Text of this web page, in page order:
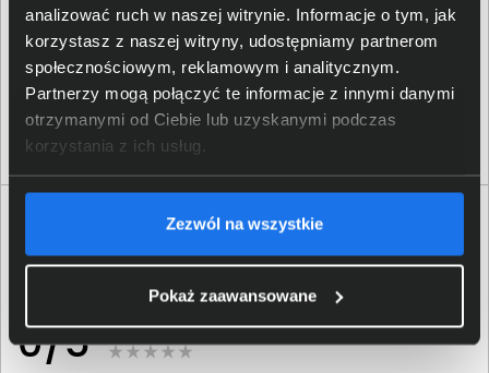
analizować ruch w naszej witrynie. Informacje o tym, jak
korzystasz z naszej witryny, udostępniamy partnerom
społecznościowym, reklamowym i analitycznym.
Partnerzy mogą połączyć te informacje z innymi danymi
otrzymanymi od Ciebie lub uzyskanymi podczas
korzystania z ich usług.
Zezwól na wszystkie
Pokaż zaawansowane
Tusz Brother BT-D60BK czarny
34,00 zł
netto: 27,64 zł
Włóż do torby
Opinie o produkcie
0/5 0 - ilość opinii o produkcie